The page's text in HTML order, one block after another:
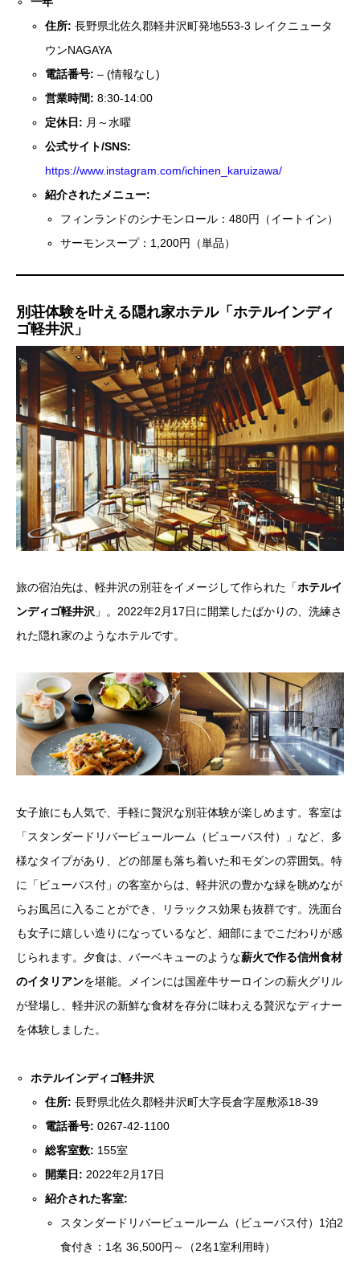
住所: 長野県北佐久郡軽井沢町発地553-3 レイクニュータ
ウンNAGAYA
電話番号: – (情報なし)
営業時間: 8:30-14:00
定休日: 月～水曜
公式サイト/SNS:
https://www.instagram.com/ichinen_karuizawa/
紹介されたメニュー:
フィンランドのシナモンロール：480円（イートイン）
サーモンスープ：1,200円（単品）
別荘体験を叶える隠れ家ホテル「ホテルインディ
ゴ軽井沢」
旅の宿泊先は、軽井沢の別荘をイメージして作られた「ホテルイ
ンディゴ軽井沢 」。2022年2月17日に開業したばかりの、洗練さ
れた隠れ家のようなホテルです。
女子旅にも人気で、手軽に贅沢な別荘体験が楽しめます。客室は
「スタンダードリバービュールーム（ビューバス付）」など、多
様なタイプがあり、どの部屋も落ち着いた和モダンの雰囲気。特
に「ビューバス付」の客室からは、軽井沢の豊かな緑を眺めなが
らお風呂に入ることができ、リラックス効果も抜群です。洗面台
も女子に嬉しい造りになっているなど、細部にまでこだわりが感
じられます。夕食は、バーベキューのような薪火で作る信州食材
のイタリアンを堪能。メインには国産牛サーロインの薪火グリル
が登場し、軽井沢の新鮮な食材を存分に味わえる贅沢なディナー
を体験しました。
ホテルインディゴ軽井沢
住所: 長野県北佐久郡軽井沢町大字長倉字屋敷添18-39
電話番号: 0267-42-1100
総客室数: 155室
開業日: 2022年2月17日
紹介された客室:
スタンダードリバービュールーム（ビューバス付）1泊2
食付き：1名 36,500円～（2名1室利用時）